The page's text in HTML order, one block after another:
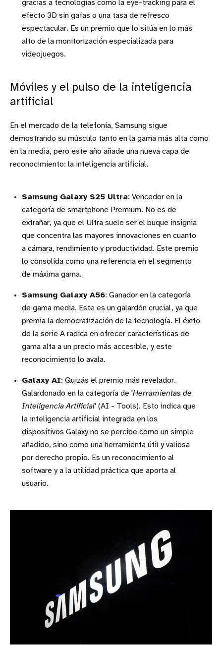
gracias a tecnologías como la eye-tracking para el
efecto 3D sin gafas o una tasa de refresco
espectacular. Es un premio que lo sitúa en lo más
alto de la monitorización especializada para
videojuegos.
Móviles y el pulso de la inteligencia
artificial
En el mercado de la telefonía, Samsung sigue
demostrando su músculo tanto en la gama más alta como
en la media, pero este año añade una nueva capa de
reconocimiento: la inteligencia artificial.
Samsung Galaxy S25 Ultra: Vencedor en la
categoría de smartphone Premium. No es de
extrañar, ya que el Ultra suele ser el buque insignia
que concentra las mayores innovaciones en cuanto
a cámara, rendimiento y productividad. Este premio
lo consolida como una referencia en el segmento
de máxima gama.
Samsung Galaxy A56: Ganador en la categoría
de gama media. Este es un galardón crucial, ya que
premia la democratización de la tecnología. El éxito
de la serie A radica en ofrecer características de
gama alta a un precio más accesible, y este
reconocimiento lo avala.
Galaxy AI: Quizás el premio más revelador.
Galardonado en la categoría de 'Herramientas de
Inteligencia Artificial' (AI - Tools). Esto indica que
la inteligencia artificial integrada en los
dispositivos Galaxy no se percibe como un simple
añadido, sino como una herramienta útil y valiosa
por derecho propio. Es un reconocimiento al
software y a la utilidad práctica que aporta al
usuario.